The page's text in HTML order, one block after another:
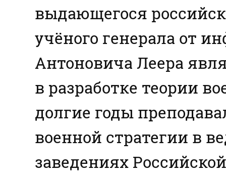
выдающегося
учёного генерала от
Антоновича Леера
в разработке теории
долгие годы
военной стратегии в
заведениях